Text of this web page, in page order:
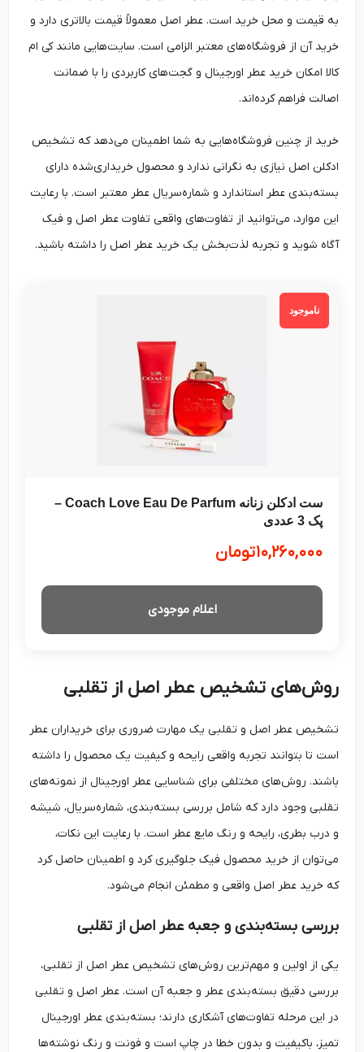
به قیمت و محل خرید است. عطر اصل معمولاً قیمت بالاتری دارد و
خرید آن از فروشگاه‌های معتبر الزامی است. سایت‌هایی مانند کی ام
کالا امکان خرید عطر اورجینال و گجت‌های کاربردی را با ضمانت
اصالت فراهم کرده‌اند.
خرید از چنین فروشگاه‌هایی به شما اطمینان می‌دهد که تشخیص
ادکلن اصل نیازی به نگرانی ندارد و محصول خریداری‌شده دارای
بسته‌بندی عطر استاندارد و شماره‌سریال عطر معتبر است. با رعایت
این موارد، می‌توانید از تفاوت‌های واقعی تفاوت عطر اصل و فیک
آگاه شوید و تجربه لذت‌بخش یک خرید عطر اصل را داشته باشید.
ناموجود
ست ادکلن زنانه Coach Love Eau De Parfum –
۱۰,۲۶۰,۰۰۰تومان
اعلام موجودی
روش‌های تشخیص عطر اصل از تقلبی
تشخیص عطر اصل و تقلبی یک مهارت ضروری برای خریداران عطر
است تا بتوانند تجربه واقعی رایحه و کیفیت یک محصول را داشته
باشند. روش‌های مختلفی برای شناسایی عطر اورجینال از نمونه‌های
تقلبی وجود دارد که شامل بررسی بسته‌بندی، شماره‌سریال، شیشه
و درب بطری، رایحه و رنگ مایع عطر است. با رعایت این نکات،
می‌توان از خرید محصول فیک جلوگیری کرد و اطمینان حاصل کرد
که خرید عطر اصل واقعی و مطمئن انجام می‌شود.
بررسی بسته‌بندی و جعبه عطر اصل از تقلبی
یکی از اولین و مهم‌ترین روش‌های تشخیص عطر اصل از تقلبی،
بررسی دقیق بسته‌بندی عطر و جعبه آن است. عطر اصل و تقلبی
در این مرحله تفاوت‌های آشکاری دارند؛ بسته‌بندی عطر اورجینال
تمیز، باکیفیت و بدون خطا در چاپ است و فونت و رنگ نوشته‌ها